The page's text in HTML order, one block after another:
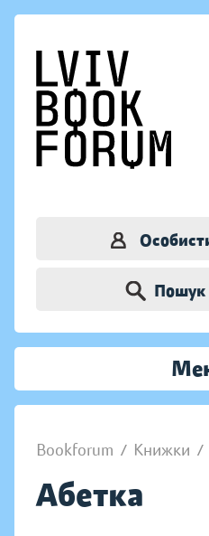
Пошук
Bookforum / Книжки /
Абетка